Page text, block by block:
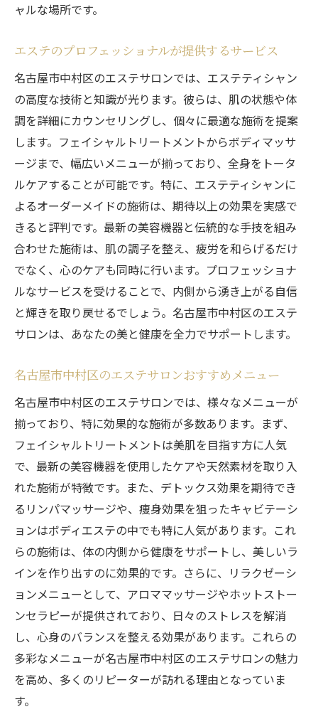
ャルな場所です。
エステのプロフェッショナルが提供するサービス
名古屋市中村区のエステサロンでは、エステティシャン
の高度な技術と知識が光ります。彼らは、肌の状態や体
調を詳細にカウンセリングし、個々に最適な施術を提案
します。フェイシャルトリートメントからボディマッサ
ージまで、幅広いメニューが揃っており、全身をトータ
ルケアすることが可能です。特に、エステティシャンに
よるオーダーメイドの施術は、期待以上の効果を実感で
きると評判です。最新の美容機器と伝統的な手技を組み
合わせた施術は、肌の調子を整え、疲労を和らげるだけ
でなく、心のケアも同時に行います。プロフェッショナ
ルなサービスを受けることで、内側から湧き上がる自信
と輝きを取り戻せるでしょう。名古屋市中村区のエステ
サロンは、あなたの美と健康を全力でサポートします。
名古屋市中村区のエステサロンおすすめメニュー
名古屋市中村区のエステサロンでは、様々なメニューが
揃っており、特に効果的な施術が多数あります。まず、
フェイシャルトリートメントは美肌を目指す方に人気
で、最新の美容機器を使用したケアや天然素材を取り入
れた施術が特徴です。また、デトックス効果を期待でき
るリンパマッサージや、痩身効果を狙ったキャビテーシ
ョンはボディエステの中でも特に人気があります。これ
らの施術は、体の内側から健康をサポートし、美しいラ
インを作り出すのに効果的です。さらに、リラクゼーシ
ョンメニューとして、アロママッサージやホットストー
ンセラピーが提供されており、日々のストレスを解消
し、心身のバランスを整える効果があります。これらの
多彩なメニューが名古屋市中村区のエステサロンの魅力
を高め、多くのリピーターが訪れる理由となっていま
す。